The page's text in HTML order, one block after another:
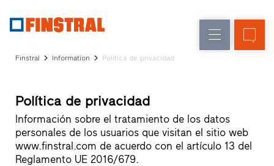
entrada
Acristalamientos
Arquitectos
Programa
Finstral
Partner
Búsqueda
Finstral Information Política de privacidad
Política de privacidad
Información sobre el tratamiento de los datos
personales de los usuarios que visitan el sitio web
www.finstral.com de acuerdo con el artículo 13 del
Reglamento UE 2016/679.